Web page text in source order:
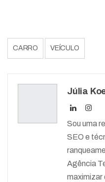
CARRO VEÍCULO
Júlia
Sou uma
SEO e
Agência
maximizar